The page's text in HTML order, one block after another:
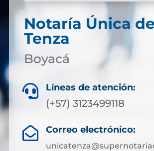
Notaría Única de
Tenza
Boyacá
 Líneas de atención:
(+57) 3123499118
 Correo electrónico: